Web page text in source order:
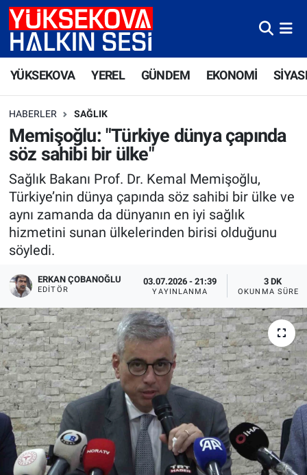
YÜKSEKOVA YEREL GÜNDEM EKONOMİ
HABERLER SAĞLIK
Memişoğlu: "Türkiye dünya çapında
söz sahibi bir ülke"
Sağlık Bakanı Prof. Dr. Kemal Memişoğlu,
Türkiye’nin dünya çapında söz sahibi bir ülke ve
aynı zamanda da dünyanın en iyi sağlık
hizmetini sunan ülkelerinden birisi olduğunu
söyledi.
ERKAN ÇOBANOĞLU
EDITÖR
03.07.2026 - 21:39
YAYINLANMA
3 DK
OKUNMA SÜRESI
Yüksekova Nöbetçi Eczaneler
Yüksekova Trafik Yoğunluk Haritası
Süper Lig Puan Durumu ve Fikstür
Tüm Manşetler
Son Dakika Haberleri